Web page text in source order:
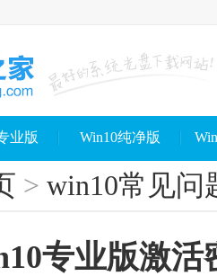
业版 Win10纯净版
> win10常见问
专业版激